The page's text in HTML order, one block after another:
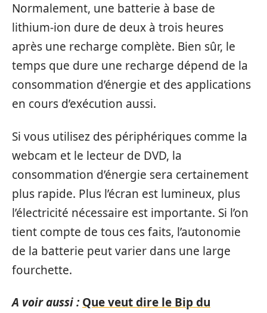
Normalement, une batterie à base de
lithium-ion dure de deux à trois heures
après une recharge complète. Bien sûr, le
temps que dure une recharge dépend de la
consommation d’énergie et des applications
en cours d’exécution aussi.
Si vous utilisez des périphériques comme la
webcam et le lecteur de DVD, la
consommation d’énergie sera certainement
plus rapide. Plus l’écran est lumineux, plus
l’électricité nécessaire est importante. Si l’on
tient compte de tous ces faits, l’autonomie
de la batterie peut varier dans une large
fourchette.
A voir aussi : Que veut dire le Bip du